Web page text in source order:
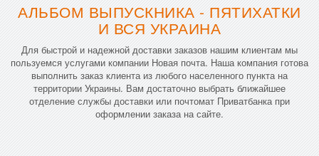
АЛЬБОМ ВЫПУСКНИКА - ПЯТИХАТКИ
И ВСЯ УКРАИНА
Для быстрой и надежной доставки заказов нашим клиентам мы
пользуемся услугами компании Новая почта. Наша компания готова
выполнить заказ клиента из любого населенного пункта на
территории Украины. Вам достаточно выбрать ближайшее
отделение службы доставки или почтомат Приватбанка при
оформлении заказа на сайте.